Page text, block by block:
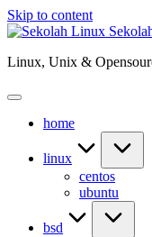
Skip to content
Linux, Unix &
home
linux
centos
ubuntu
bsd